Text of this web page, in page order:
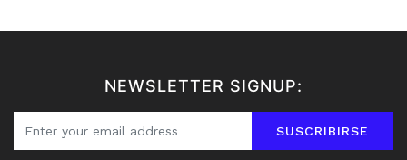
NEWSLETTER SIGNUP:
SUSCRIBIRSE